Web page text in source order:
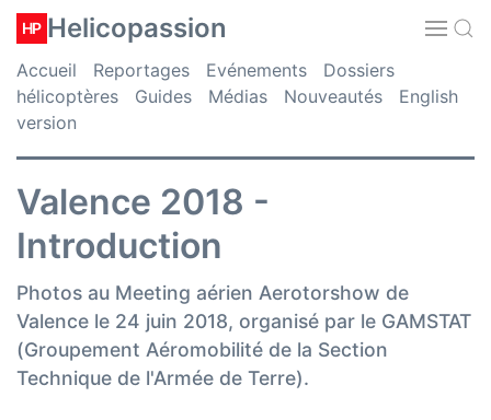
HP Helicopassion
Accueil Reportages Evénements
Dossiers
hélicoptères
Guides Médias Nouveautés
English
version
Valence 2018 -
Introduction
Photos au Meeting aérien Aerotorshow de
Valence le 24 juin 2018, organisé par le GAMSTAT
(Groupement Aéromobilité de la Section
Technique de l'Armée de Terre).